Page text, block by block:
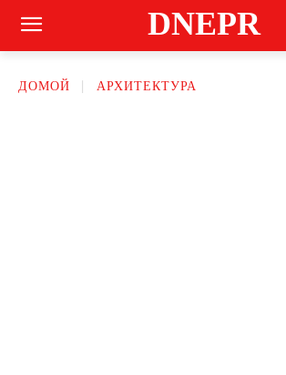
DNEPR
ДОМОЙ АРХИТЕКТУРА